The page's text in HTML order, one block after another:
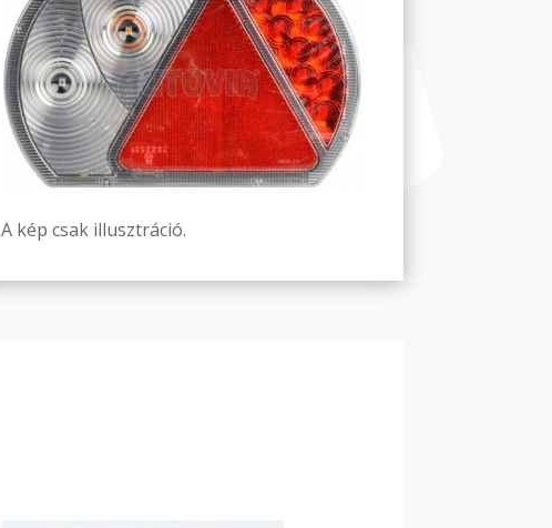
A kép csak illusztráció.